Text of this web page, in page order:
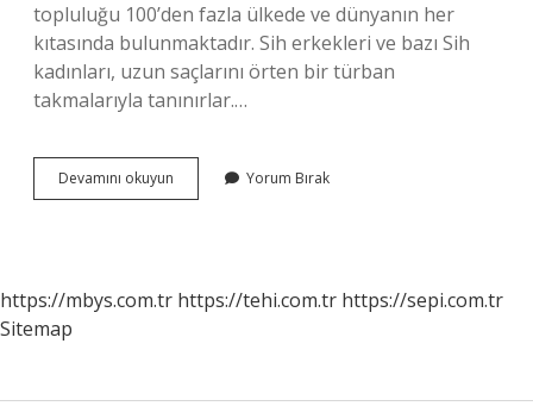
topluluğu 100’den fazla ülkede ve dünyanın her
kıtasında bulunmaktadır. Sih erkekleri ve bazı Sih
kadınları, uzun saçlarını örten bir türban
takmalarıyla tanınırlar.…
Devamını okuyun
Ne
Yorum Bırak
https://mbys.com.tr https://tehi.com.tr https://sepi.com.tr
Sitemap